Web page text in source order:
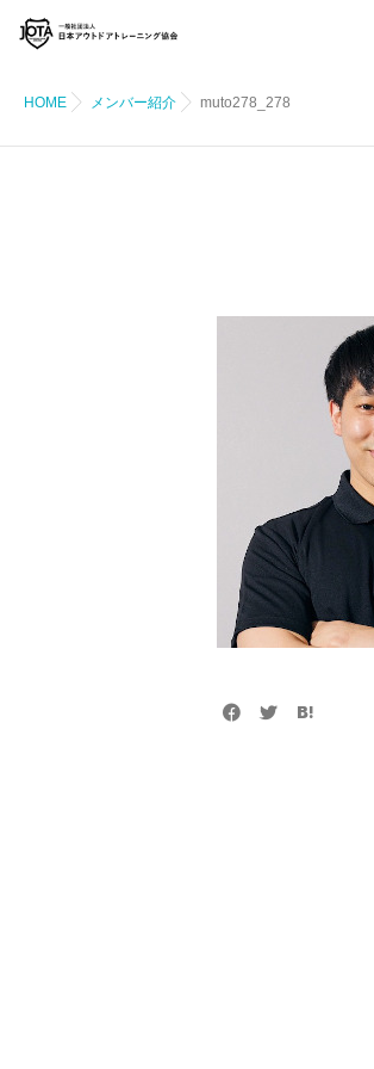
HOME メンバー紹介 muto278_278